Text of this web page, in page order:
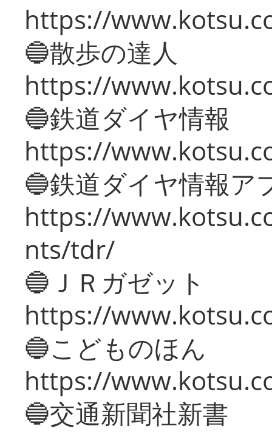
https://
🔵散歩の達人
https://
🔵鉄道ダイヤ情報
https://
🔵鉄道ダイヤ情報ア
https://
nts/tdr/
🔵ＪＲガゼット
https://
🔵こどものほん
https://
🔵交通新聞社新書